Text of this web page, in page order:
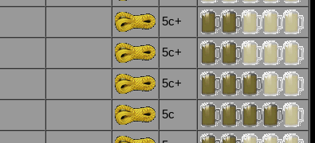
5c+
5c+
5c+
5c